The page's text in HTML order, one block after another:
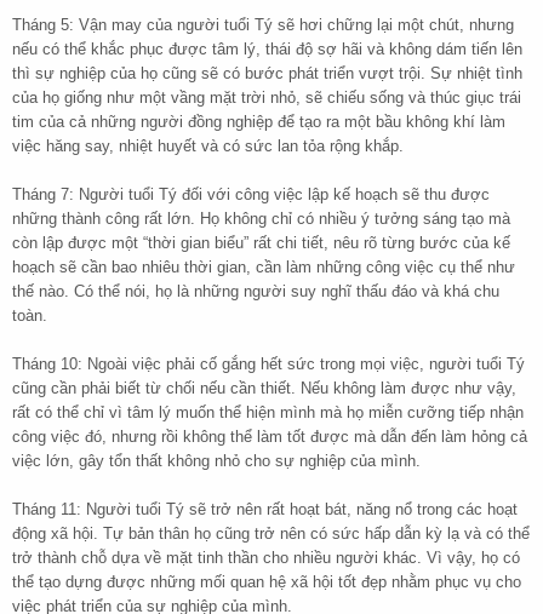
Tháng 5: Vận may của người tuổi Tý sẽ hơi chững lại một chút, nhưng
nếu có thể khắc phục được tâm lý, thái độ sợ hãi và không dám tiến lên
thì sự nghiệp của họ cũng sẽ có bước phát triển vượt trội. Sự nhiệt tình
của họ giống như một vầng mặt trời nhỏ, sẽ chiếu sống và thúc giục trái
tim của cả những người đồng nghiệp để tạo ra một bầu không khí làm
việc hăng say, nhiệt huyết và có sức lan tỏa rộng khắp.
Tháng 7: Người tuổi Tý đối với công việc lập kế hoạch sẽ thu được
những thành công rất lớn. Họ không chỉ có nhiều ý tưởng sáng tạo mà
còn lập được một “thời gian biểu” rất chi tiết, nêu rõ từng bước của kế
hoạch sẽ cần bao nhiêu thời gian, cần làm những công việc cụ thể như
thế nào. Có thể nói, họ là những người suy nghĩ thấu đáo và khá chu
toàn.
Tháng 10: Ngoài việc phải cố gắng hết sức trong mọi việc, người tuổi Tý
cũng cần phải biết từ chối nếu cần thiết. Nếu không làm được như vậy,
rất có thể chỉ vì tâm lý muốn thể hiện mình mà họ miễn cưỡng tiếp nhận
công việc đó, nhưng rồi không thể làm tốt được mà dẫn đến làm hỏng cả
việc lớn, gây tổn thất không nhỏ cho sự nghiệp của mình.
Tháng 11: Người tuổi Tý sẽ trở nên rất hoạt bát, năng nổ trong các hoạt
động xã hội. Tự bản thân họ cũng trở nên có sức hấp dẫn kỳ lạ và có thể
trở thành chỗ dựa về mặt tinh thần cho nhiều người khác. Vì vậy, họ có
thể tạo dựng được những mối quan hệ xã hội tốt đẹp nhằm phục vụ cho
việc phát triển của sự nghiệp của mình.